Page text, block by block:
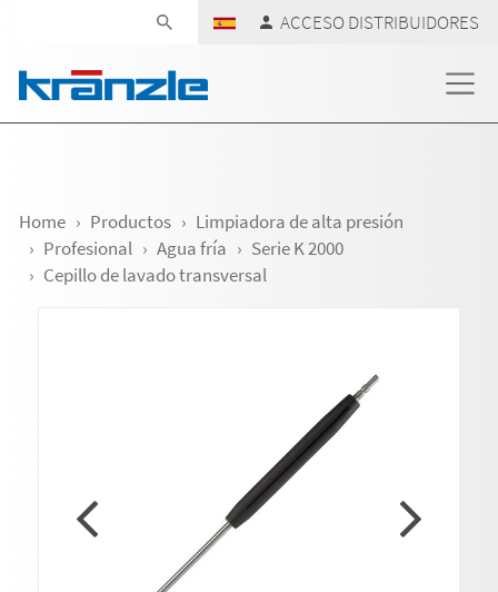
ACCESO DISTRIBUIDORES
Home Productos
Limpiadora de alta presión
Profesional
Agua fría
Serie K 2000
Cepillo de lavado transversal